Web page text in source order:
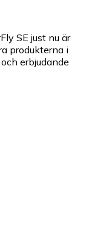
SE just nu är
produkterna i
erbjudande